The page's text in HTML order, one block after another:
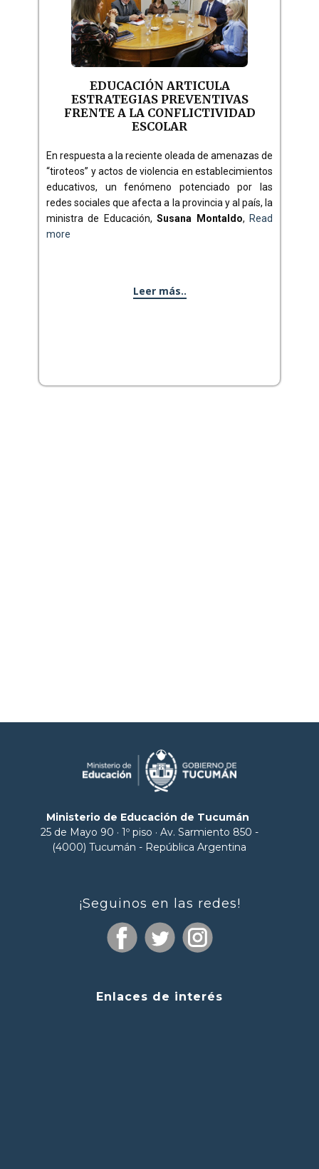
EDUCACIÓN ARTICULA
ESTRATEGIAS PREVENTIVAS
FRENTE A LA CONFLICTIVIDAD
ESCOLAR
En respuesta a la reciente oleada de amenazas de
“tiroteos” y actos de violencia en establecimientos
educativos, un fenómeno potenciado por las
redes sociales que afecta a la provincia y al país, la
ministra de Educación,Susana Montaldo,Read
more
Leer más..
Ministerio de Educación de Tucumán
25 de Mayo 90 · 1º piso · Av. Sarmiento 850 -
(4000) Tucumán - República Argentina
¡Seguinos en las redes!
Enlaces de interés